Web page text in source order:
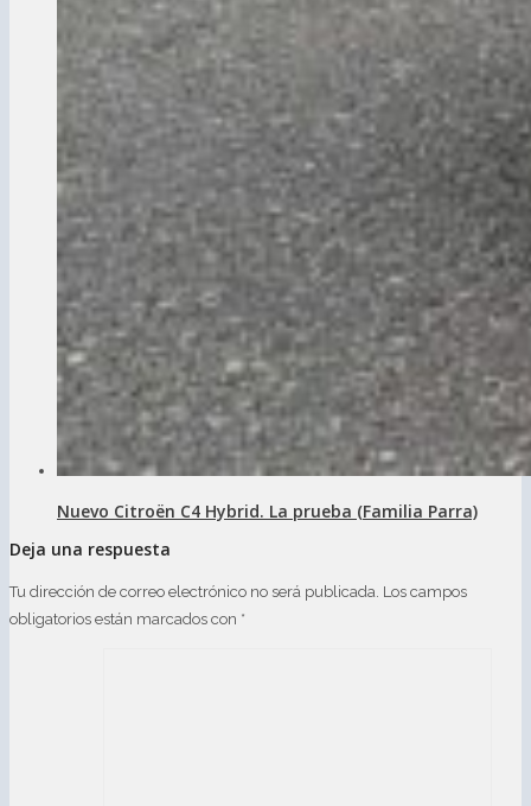
Nuevo Citroën C4 Hybrid. La prueba (Familia Parra)
Deja una respuesta
Tu dirección de correo electrónico no será publicada. Los campos
obligatorios están marcados con *